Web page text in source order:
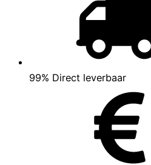
99% Direct leverbaar